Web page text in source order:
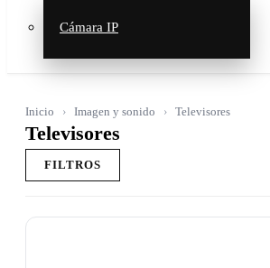
Cámara IP
Inicio Imagen y sonido Televisores
Televisores
FILTROS